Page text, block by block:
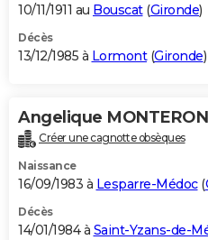
10/11/1911 au Bouscat(Gironde)
Décès
13/12/1985 à Lormont(Gironde)
Angelique MONTERON
Créer une cagnotte obsèques
Naissance
16/09/1983 à Lesparre-Médoc(
Décès
14/01/1984 à Saint-Yzans-de-